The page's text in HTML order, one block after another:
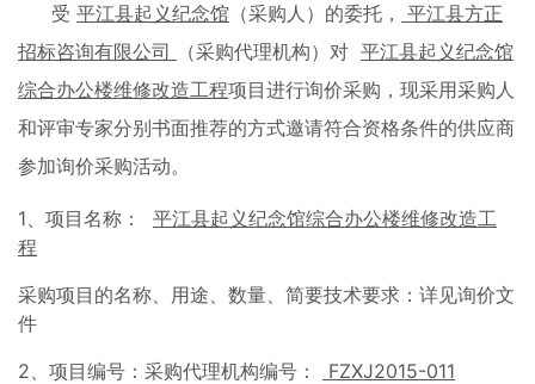
受 平江县起义纪念馆 （采购人）的委托， 平江县方正
招标咨询有限公司
（采购代理机构）对 平江县起义纪念馆
综合办公楼维修改造工程项目进行询价采购，现采用采购人
和评审专家分别书面推荐的方式邀请符合资格条件的供应商
参加询价采购活动。
1、项目名称： 平江县起义纪念馆综合办公楼维修改造工
程
采购项目的名称、用途、数量、简要技术要求：详见询价文
件
2、项目编号：采购代理机构编号：
FZXJ2015-011